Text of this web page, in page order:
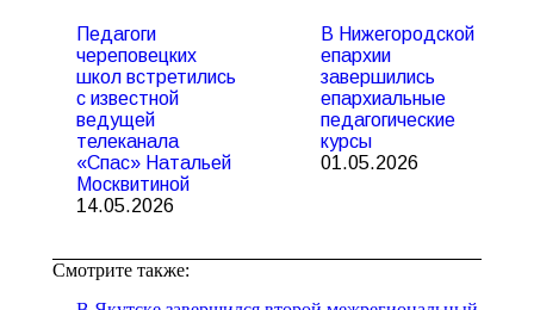
Педагоги
череповецких
школ встретились
с известной
ведущей
телеканала
«Спас» Натальей
Москвитиной
14.05.2026
В Нижегородской
епархии
завершились
епархиальные
педагогические
курсы
01.05.2026
Смотрите также: